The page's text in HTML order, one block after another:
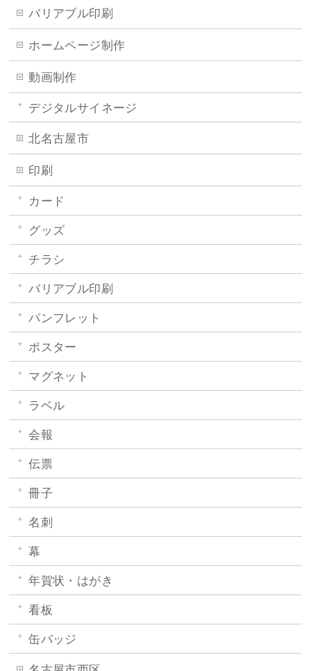
バリアブル印刷
ホームページ制作
動画制作
デジタルサイネージ
北名古屋市
印刷
カード
グッズ
チラシ
バリアブル印刷
パンフレット
ポスター
マグネット
ラベル
会報
伝票
冊子
名刺
幕
年賀状・はがき
看板
缶バッジ